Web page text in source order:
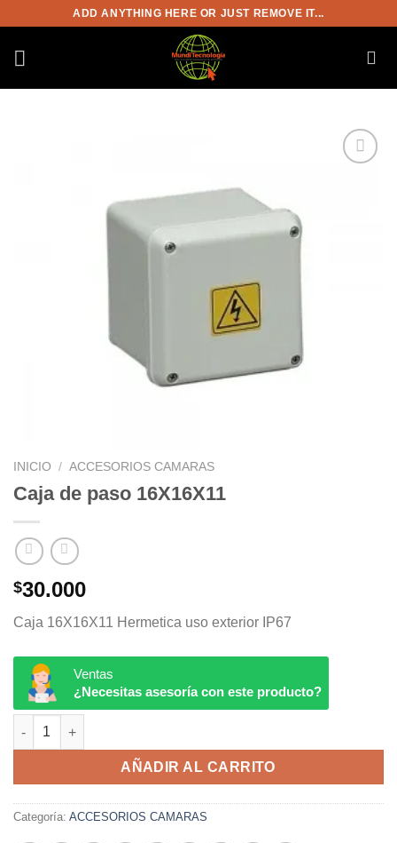
contenido
ADD ANYTHING HERE OR JUST REMOVE IT...
INICIO / ACCESORIOS CAMARAS
Caja de paso 16X16X11
$30.000
Caja 16X16X11 Hermetica uso exterior IP67
Ventas
¿Necesitas asesoría con este producto?
Caja de paso 16X16X11 cantidad
AÑADIR AL CARRITO
Categoría: ACCESORIOS CAMARAS